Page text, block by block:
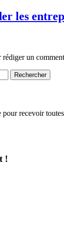
les
rédiger un
recevoir
!